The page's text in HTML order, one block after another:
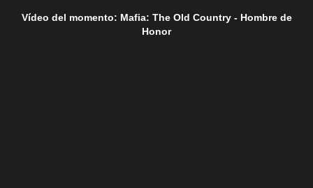
Vídeo del momento: Mafia: The Old Country - Hombre de
Honor